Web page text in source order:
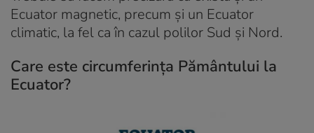
Ecuator magnetic, precum și un Ecuator
climatic, la fel ca în cazul polilor Sud și Nord.
Care este circumferința Pământului la
Ecuator?